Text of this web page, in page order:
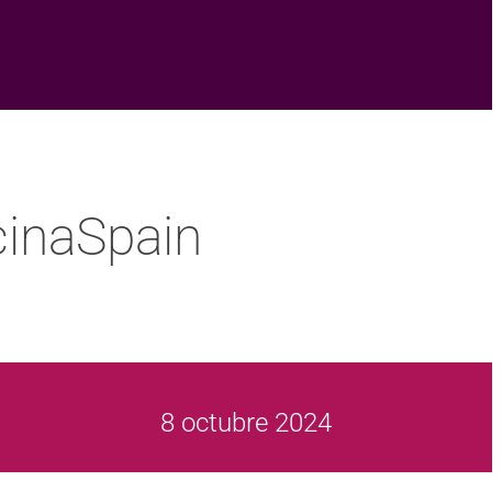
8 octubre 2024